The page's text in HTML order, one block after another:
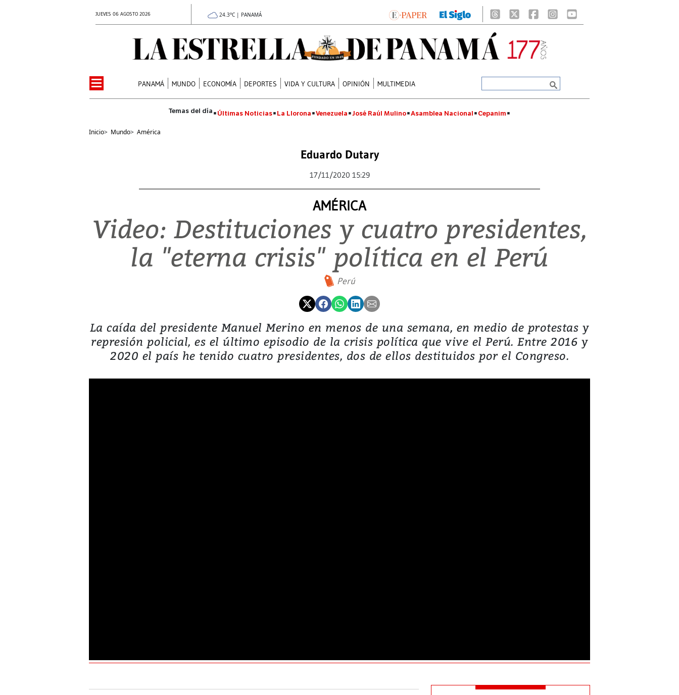
JUEVES 06 AGOSTO 2026 24.3°C | PANAMÁ
PANAMÁ MUNDO ECONOMÍA DEPORTES VIDA Y CULTURA OPINIÓN MULTIMEDIA
Últimas Noticias La Llorona Venezuela José Raúl Mulino Asamblea Nacional Cepanim
Inicio> Mundo> América
Eduardo Dutary
17/11/2020 15:29
AMÉRICA
Video: Destituciones y cuatro presidentes,
la "eterna crisis" política en el Perú
Perú
La caída del presidente Manuel Merino en menos de una semana, en medio de protestas y
represión policial, es el último episodio de la crisis política que vive el Perú. Entre 2016 y
2020 el país he tenido cuatro presidentes, dos de ellos destituidos por el Congreso.